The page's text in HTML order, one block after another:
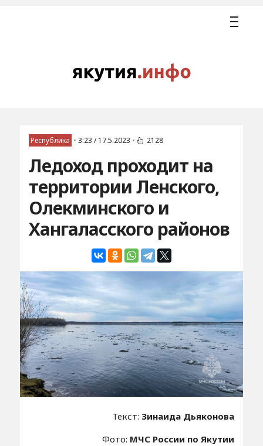
Республика • 3:23 / 17.5.2023 • 2128
Ледоход проходит на
территории Ленского,
Олекминского и
Хангаласского районов
Текст: Зинаида Дьяконова
Фото: МЧС России по Якутии